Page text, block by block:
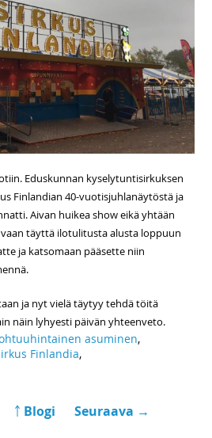
Eduskunnan kyselytuntisirkuksen
Finlandian 40-vuotisjuhlanäytöstä ja
Aivan huikea show eikä yhtään
täyttä ilotulitusta alusta loppuun
ja katsomaan pääsette niin
ja nyt vielä täytyy tehdä töitä
näin lyhyesti päivän yhteenveto.
asuminen,
Finlandia,
￪ Blogi Seuraava →